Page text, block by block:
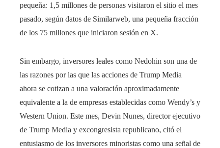
pequeña: 1,5 millones de personas visitaron el sitio el mes
pasado, según datos de Similarweb, una pequeña fracción
de los 75 millones que iniciaron sesión en X.
Sin embargo, inversores leales como Nedohin son una de
las razones por las que las acciones de Trump Media
ahora se cotizan a una valoración aproximadamente
equivalente a la de empresas establecidas como Wendy’s y
Western Union. Este mes, Devin Nunes, director ejecutivo
de Trump Media y excongresista republicano, citó el
entusiasmo de los inversores minoristas como una señal de